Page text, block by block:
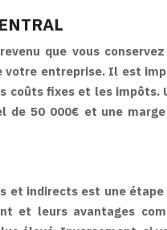
que vous
entreprise. Il est
fixes et les
de 50 000€ et une
et indirects est une
et leurs avantages